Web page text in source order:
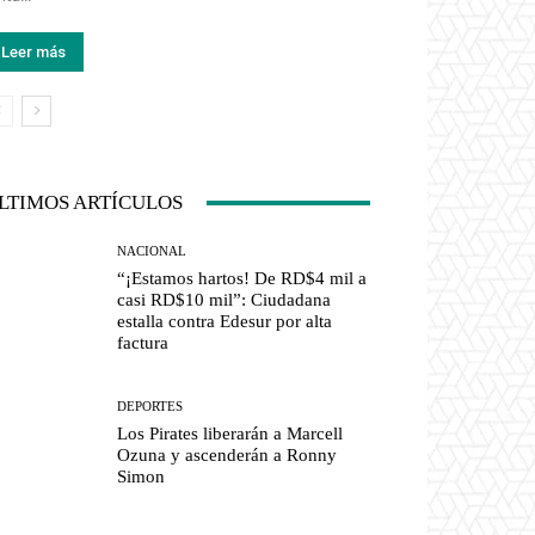
Leer más
ARTÍCULOS
NACIONAL
“¡Estamos hartos! De RD$4 mil a
casi RD$10 mil”: Ciudadana
estalla contra Edesur por alta
factura
DEPORTES
Los Pirates liberarán a Marcell
Ozuna y ascenderán a Ronny
Simon